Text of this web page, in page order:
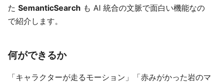
た SemanticSearch も AI 統合の文脈で面白い機能なの
で紹介します。
何ができるか
「キャラクターが走るモーション」「赤みがかった岩のマ